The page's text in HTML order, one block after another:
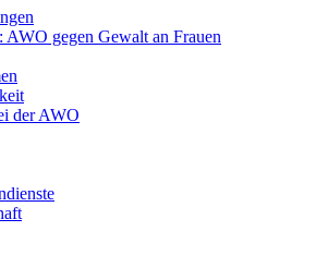
AWO gegen Gewalt an Frauen
der AWO